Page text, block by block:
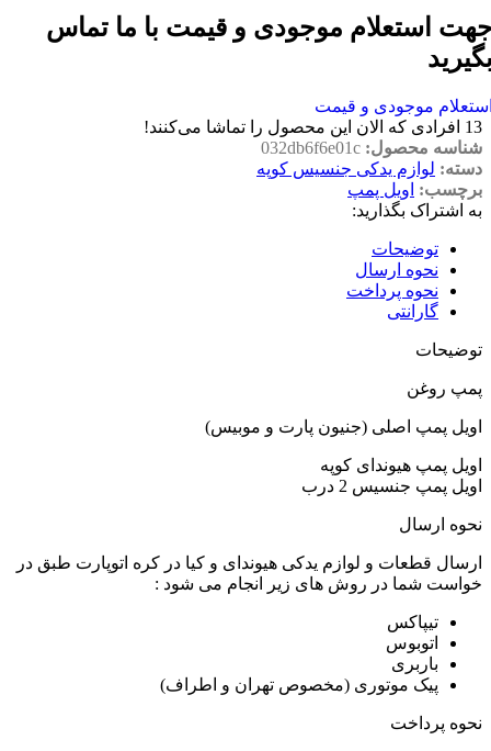
استعلام موجودی و قیمت با ما تماس
موجودی و قیمت
13 افرادی که الان این محصول را تماشا می‌کنند!
شناسه محصول: 032db6f6e01c
دسته: لوازم یدکی جنسیس کوپه
برچسب: اویل پمپ
به اشتراک بگذارید:
توضیحات
نحوه ارسال
نحوه پرداخت
گارانتی
توضیحات
پمپ روغن
اویل پمپ اصلی (جنیون پارت و موبیس)
اویل پمپ هیوندای کوپه
اویل پمپ جنسیس 2 درب
نحوه ارسال
ارسال قطعات و لوازم یدکی هیوندای و کیا در کره اتوپارت طبق در
خواست شما در روش های زیر انجام می شود :
تیپاکس
اتوبوس
باربری
پیک موتوری (مخصوص تهران و اطراف)
نحوه پرداخت